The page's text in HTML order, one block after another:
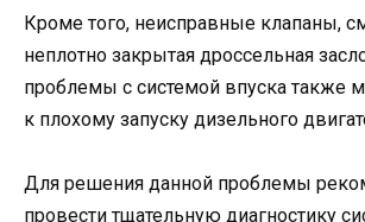
Кроме того, неисправные клапаны,
неплотно закрытая дроссельная
проблемы с системой впуска также
к плохому запуску дизельного
Для решения данной проблемы
провести тщательную диагностику